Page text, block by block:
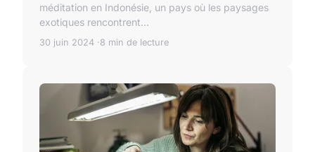
méditation en Indonésie, un pays où les paysages
exotiques rencontrent...
30 juin 2024 8 min de lecture